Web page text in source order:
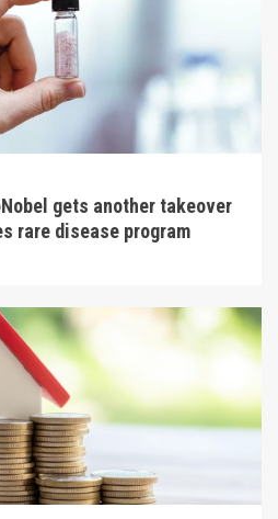
gets another takeover
rare disease program